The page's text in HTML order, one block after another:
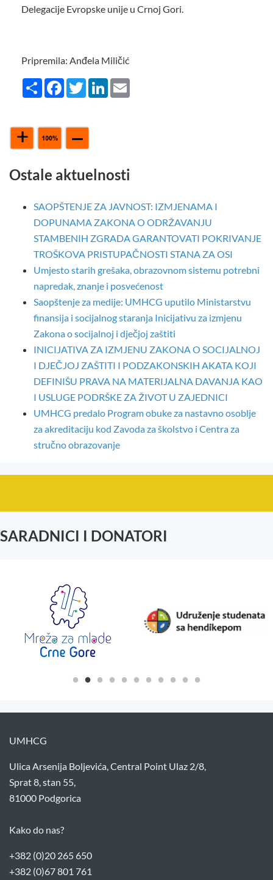
Delegacije Evropske unije u Crnoj Gori.
Pripremila: Anđela Miličić
Share FacebookTwitterLinkedIn
Ostale aktuelnosti
SAOPŠTENJE ZA JAVNOST: IZMJENAMA I
DOPUNAMA ZAKONA O ODRŽAVANJU
STAMBENIH ZGRADA GARANTOVATI POKRIVANJE
TROŠKOVA PRISTUPAČNOSTI STANA ZA OSI
Umjesto starih grešaka, obrazovnom sistemu potrebni
napredak, znanje i posvećenost
Saopštenje za medije: UMHCG uputilo Ministarstvu
finansija i socijalnog staranja Inicijativu za izmjenu
Zakona o socijalnoj i dječjoj zaštiti
INICIJATIVA ZA IZMJENU ZAKONA O SOCIJALNOJ
I DJEČJOJ ZAŠTITI I PODZAKONSKIH AKATA KOJI
DEFINIŠU PRAVA NA MATERIJALNA DAVANJA KAO
I USLUGE PODRŠKE ZA ŽIVOT U ZAJEDNICI
UMHCG predalo Program obuke za nastavno osoblje
za akreditaciju kod Zavoda za školstvo i Centra za
stručno obrazovanje
SARADNICI I DONATORI
UMHCG
Ulica Arsenija Boljevića, Central Point Ulaz 2/8,
Sprat 8, stan 55,
81000 Podgorica
Kako do nas?
+382 (0)20 265 650
+382 (0)67 801 761